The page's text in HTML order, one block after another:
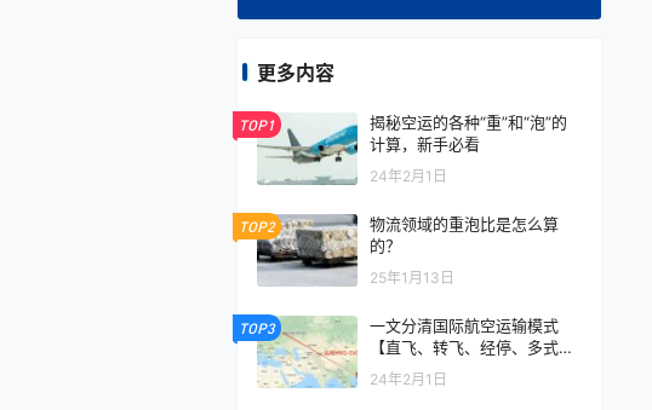
更多内容
TOP1
揭秘空运的各种“重”和“泡”的
计算，新手必看
24年2月1日
TOP2
物流领域的重泡比是怎么算
的？
25年1月13日
TOP3
一文分清国际航空运输模式
【直飞、转飞、经停、多式联
运】
24年2月1日